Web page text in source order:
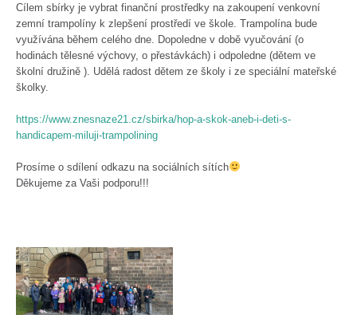
Cílem sbírky je vybrat finanční prostředky na zakoupení venkovní
zemní trampolíny k zlepšení prostředí ve škole. Trampolína bude
využívána během celého dne. Dopoledne v době vyučování (o
hodinách tělesné výchovy, o přestávkách) i odpoledne (dětem ve
školní družině ). Udělá radost dětem ze školy i ze speciální mateřské
školky.
https://www.znesnaze21.cz/sbirka/hop-a-skok-aneb-i-deti-s-
handicapem-miluji-trampolining
Prosíme o sdílení odkazu na sociálních sítích
Děkujeme za Vaši podporu!!!